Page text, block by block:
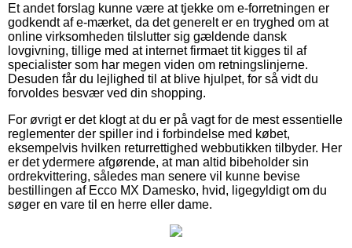
Et andet forslag kunne være at tjekke om e-forretningen er
godkendt af e-mærket, da det generelt er en tryghed om at
online virksomheden tilslutter sig gældende dansk
lovgivning, tillige med at internet firmaet tit kigges til af
specialister som har megen viden om retningslinjerne.
Desuden får du lejlighed til at blive hjulpet, for så vidt du
forvoldes besvær ved din shopping.
For øvrigt er det klogt at du er på vagt for de mest essentielle
reglementer der spiller ind i forbindelse med købet,
eksempelvis hvilken returrettighed webbutikken tilbyder. Her
er det ydermere afgørende, at man altid bibeholder sin
ordrekvittering, således man senere vil kunne bevise
bestillingen af Ecco MX Damesko, hvid, ligegyldigt om du
søger en vare til en herre eller dame.